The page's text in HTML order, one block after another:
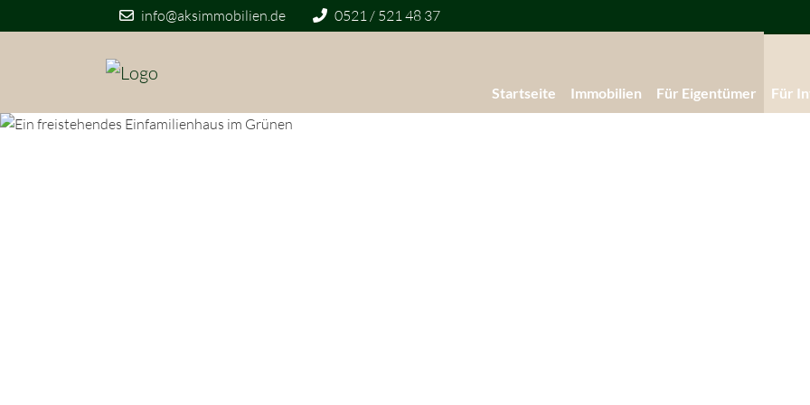
info@aksimmobilien.de 0521 / 521 48 37
Startseite Immobilien Für Eigentümer Für